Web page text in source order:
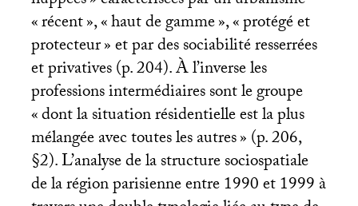
«récent», «haut de gamme», «protégé et
protecteur» et par des sociabilité resserrées
et privatives (p. 204). À l’inverse les
professions intermédiaires sont le groupe
«dont la situation résidentielle est la plus
mélangée avec toutes les autres» (p. 206,
§2). L’analyse de la structure sociospatiale
de la région parisienne entre 1990 et 1999 à